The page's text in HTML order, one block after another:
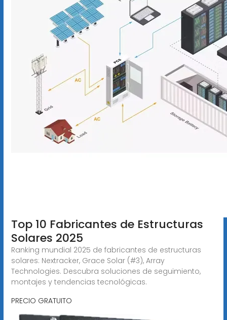
Top 10 Fabricantes de Estructuras
Solares 2025
Ranking mundial 2025 de fabricantes de estructuras
solares: Nextracker, Grace Solar (#3), Array
Technologies. Descubra soluciones de seguimiento,
montajes y tendencias tecnológicas.
PRECIO GRATUITO